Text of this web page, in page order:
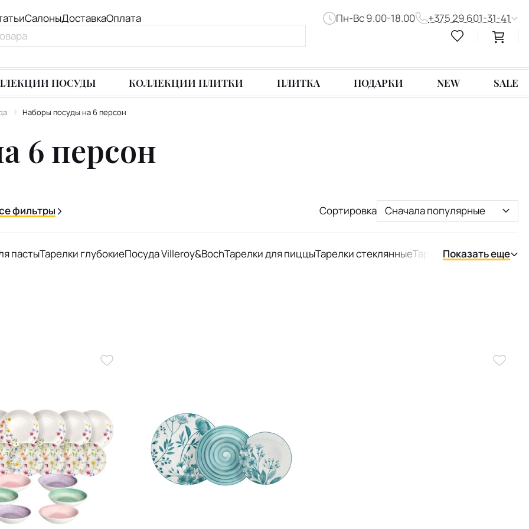
СалоныДоставкаОплата Пн-Вс 9.00-18.00 +375 29 601-31-41
ПОСУДЫ КОЛЛЕКЦИИ ПЛИТКИ ПЛИТКА ПОДАРКИ NEW SALE
Наборы посуды на 6 персон
6 персон
фильтры Сортировка Сначала популярные
пастыТарелки глубокиеПосуда Villeroy&BochТарелки для пиццыТарелки стеклянныеТарелки фарфоровые
Показать еще